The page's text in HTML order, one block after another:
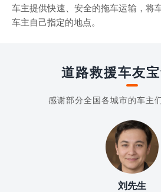
车主提供快速、安全的拖车运输，将
车主自己指定的地点。
道路救援车友
感谢部分全国各城市的车主
刘先生